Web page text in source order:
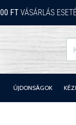
FT VÁSÁRLÁS
ÚJDONSÁGOK